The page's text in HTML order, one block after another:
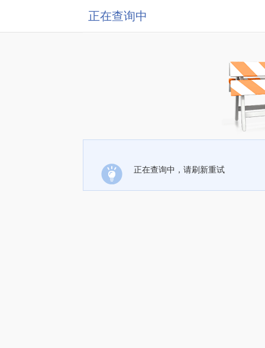
正在查询中
正在查询中，请刷新重试